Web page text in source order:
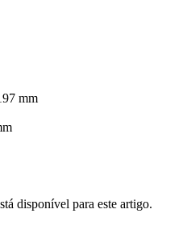
mm
disponível para este artigo.